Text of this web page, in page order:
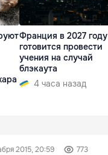
Франция в 2027 году
готовится провести
учения на случай
блэкаута
4 часа назад
2015, 20:59 773